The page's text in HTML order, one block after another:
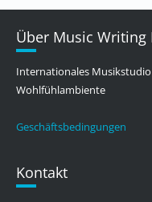
Über Music Writing
Internationales
Wohlfühlambiente
Geschäftsbedingungen
Kontakt